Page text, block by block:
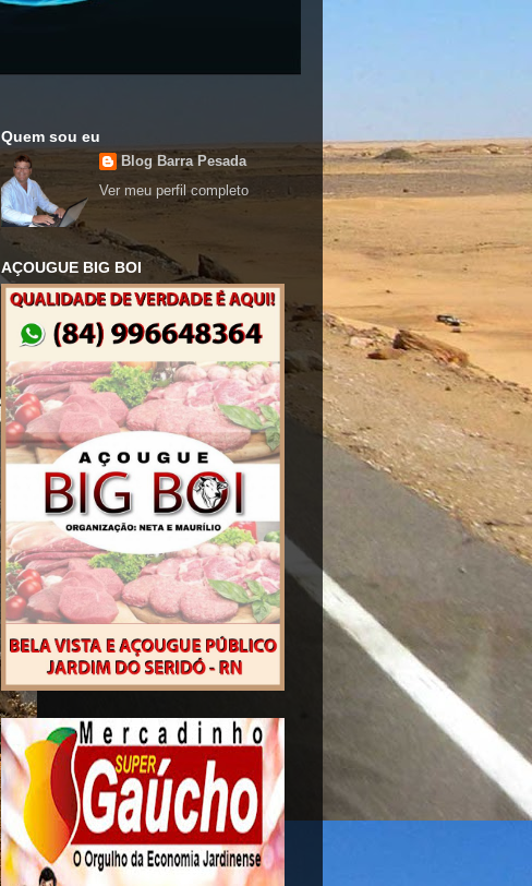
Quem sou eu
Blog Barra Pesada
Ver meu perfil completo
AÇOUGUE BIG BOI